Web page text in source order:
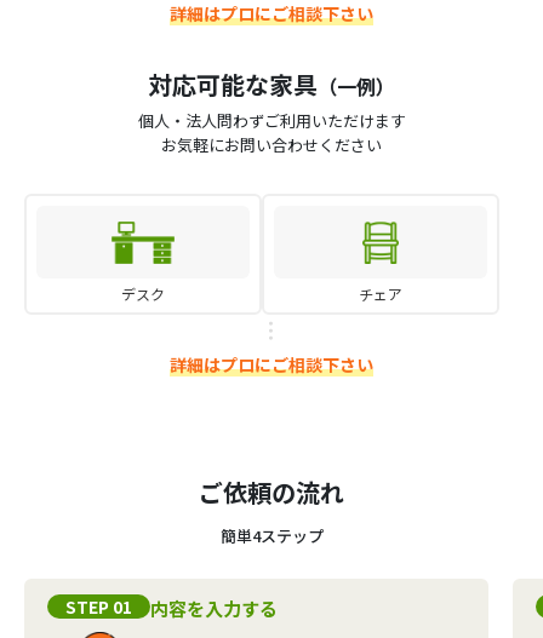
詳細はプロにご相談下さい
対応可能な家具 （一例）
個人・法人問わずご利用いただけます
お気軽にお問い合わせください
デスク チェア
詳細はプロにご相談下さい
ご依頼の流れ
簡単4ステップ
STEP 01 内容を入力する